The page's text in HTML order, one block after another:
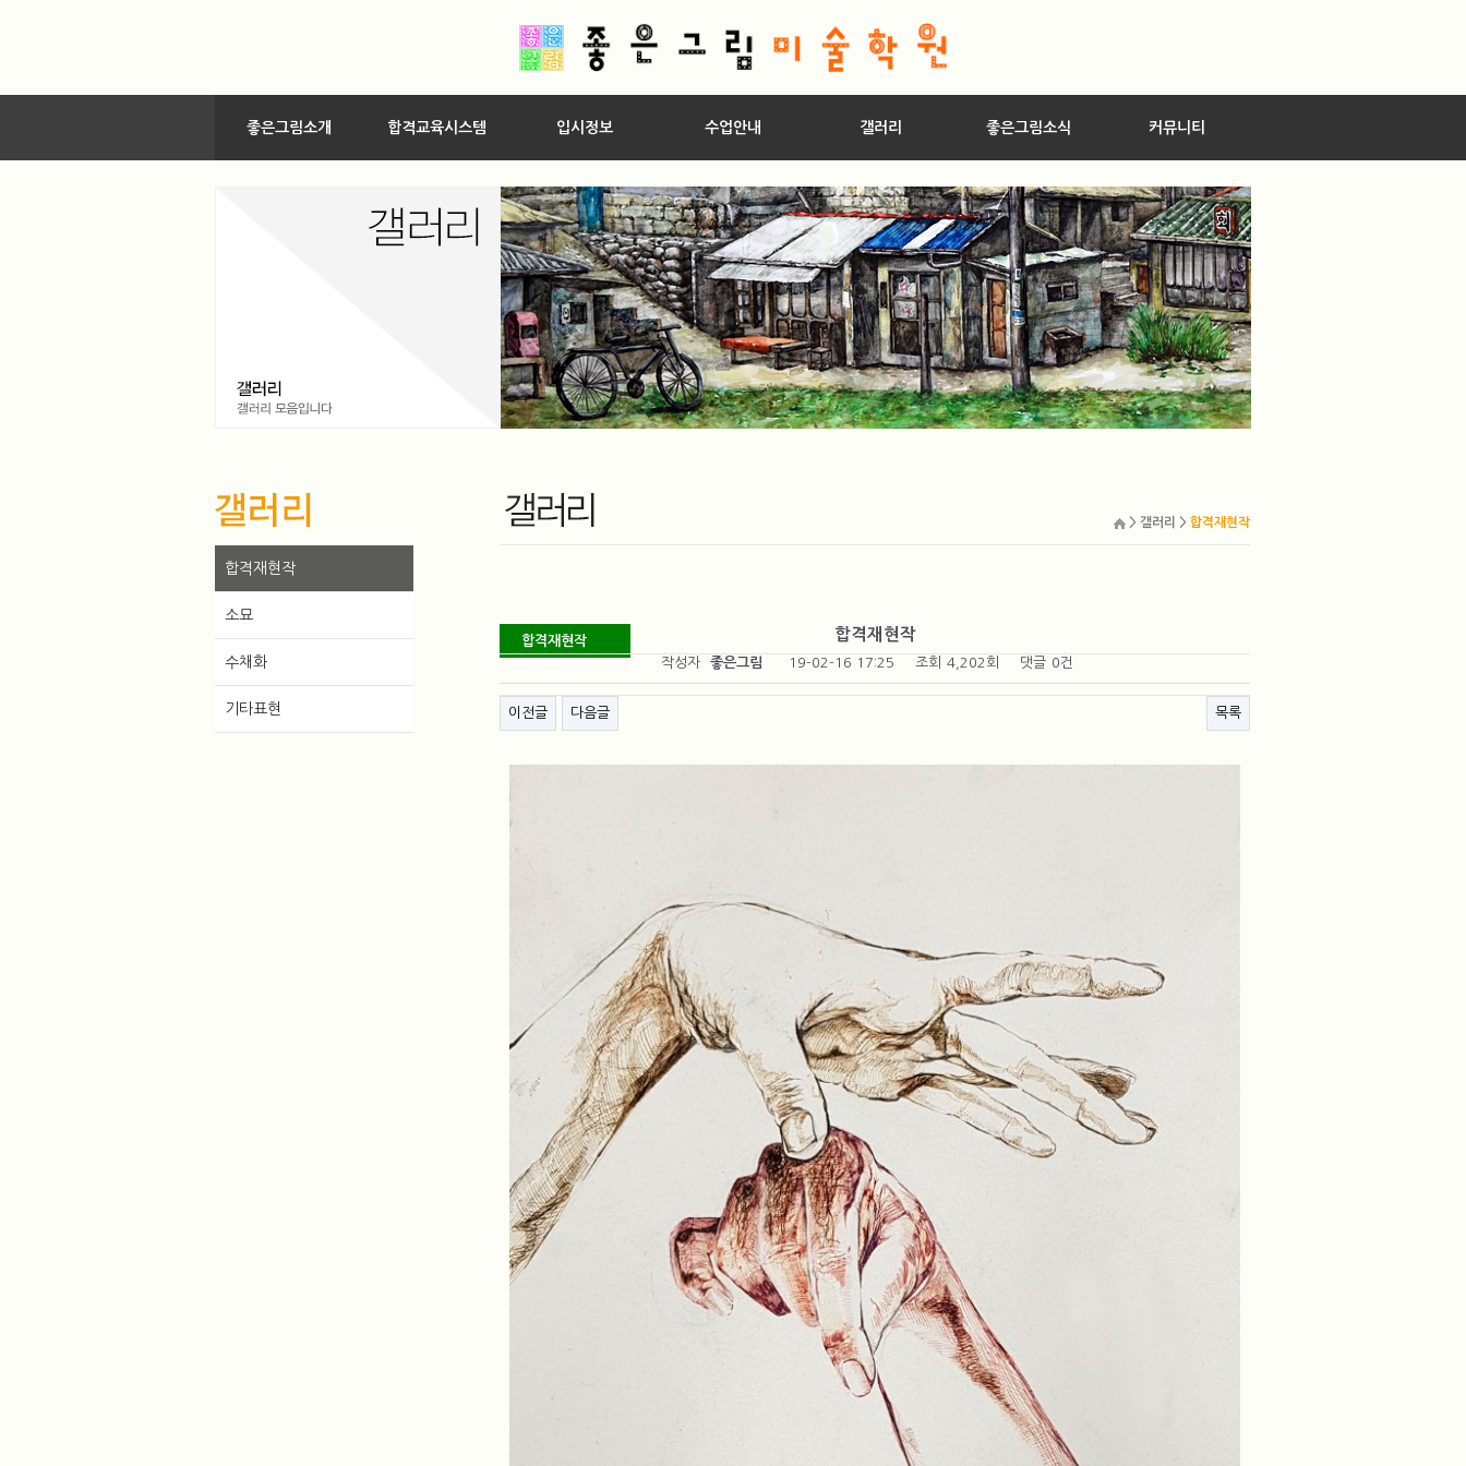
좋은그림소개 합격교육시스템 입시정보 수업안내 갤러리 좋은그림소식 커뮤니티
합격재현작
소묘
수채화
기타표현
> 갤러리 > 합격재현작
합격재현작 합격재현작
게시물 정보 작성자 좋은그림 19-02-16 17:25 조회 4,202회 댓글 0건
게시물 상단 버튼
이전글 다음글 목록